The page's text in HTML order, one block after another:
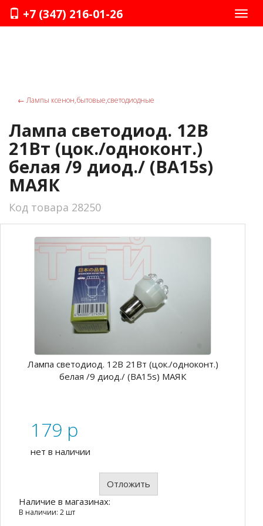
+7 (347) 216-01-26
←Лампы ксенон,бытовые,светодиодные
Лампа светодиод. 12В
21Вт (цок./одноконт.)
белая /9 диод./ (BA15s)
МАЯК
Код товара 28250
Лампа светодиод. 12В 21Вт (цок./одноконт.)
белая /9 диод./ (BA15s) МАЯК
179 p
нет в наличии
Отложить
Наличие в магазинах:
В наличии: 2 шт